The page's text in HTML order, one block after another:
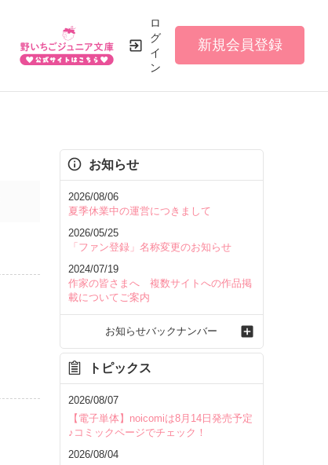
ロ
グ
イ
ン
新規会員登録
お知らせ
2026/08/06
夏季休業中の運営につきまして
2026/05/25
「ファン登録」名称変更のお知らせ
2024/07/19
作家の皆さまへ 複数サイトへの作品掲
載についてご案内
お知らせバックナンバー
トピックス
2026/08/07
【電子単体】noicomiは8月14日発売予定
♪コミックページでチェック！
2026/08/04